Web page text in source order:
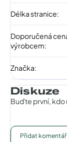
Délka stranice:
Doporučená
výrobcem:
Značka:
Diskuze
Buďte první, kdo
Přidat komentář